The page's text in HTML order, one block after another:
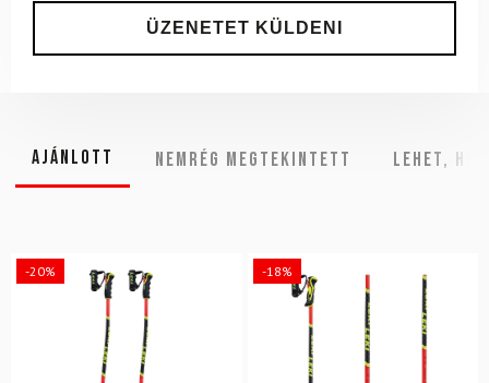
Ajánlott NEMRÉG MEGTEKINTETT Lehet,
-20% -18%